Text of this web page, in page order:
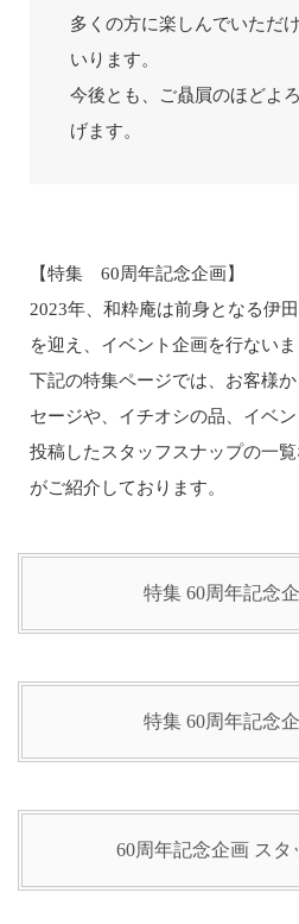
多くの方に楽しんでいただ
いります。
今後とも、ご贔屓のほどよ
げます。
【特集 60周年記念企画】
2023年、和粋庵は前身となる伊
を迎え、イベント企画を行ないま
下記の特集ページでは、お客様
セージや、イチオシの品、イベ
投稿したスタッフスナップの一
がご紹介しております。
特集 60周年記念
特集 60周年記念
60周年記念企画 スタ